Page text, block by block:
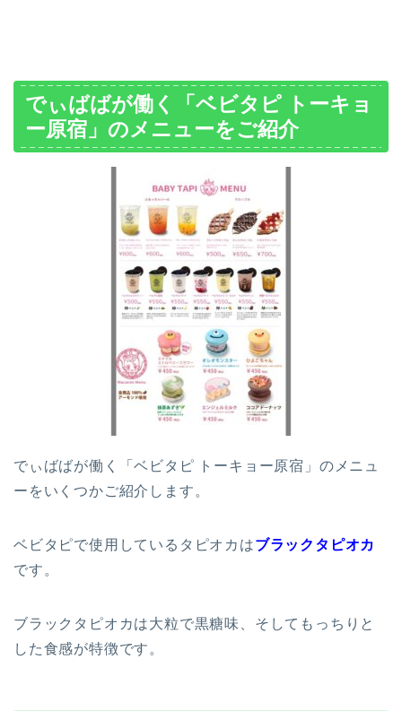
でぃばばが働く「ベビタピ トーキョ
ー原宿」のメニューをご紹介
でぃばばが働く「ベビタピ トーキョー原宿」のメニュ
ーをいくつかご紹介します。
ベビタピで使用しているタピオカはブラックタピオカ
です。
ブラックタピオカは大粒で黒糖味、そしてもっちりと
した食感が特徴です。